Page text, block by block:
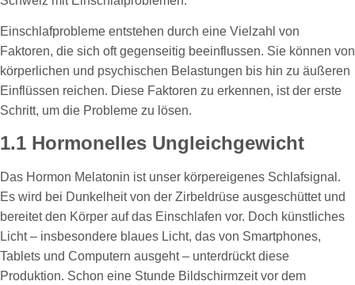
Einschlafprobleme entstehen durch eine Vielzahl von
Faktoren, die sich oft gegenseitig beeinflussen. Sie können von
körperlichen und psychischen Belastungen bis hin zu äußeren
Einflüssen reichen. Diese Faktoren zu erkennen, ist der erste
Schritt, um die Probleme zu lösen.
1.1 Hormonelles Ungleichgewicht
Das Hormon Melatonin ist unser körpereigenes Schlafsignal.
Es wird bei Dunkelheit von der Zirbeldrüse ausgeschüttet und
bereitet den Körper auf das Einschlafen vor. Doch künstliches
Licht – insbesondere blaues Licht, das von Smartphones,
Tablets und Computern ausgeht – unterdrückt diese
Produktion. Schon eine Stunde Bildschirmzeit vor dem